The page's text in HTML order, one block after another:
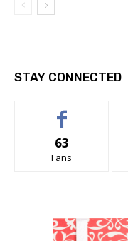
STAY CONNECTED
63
Fans